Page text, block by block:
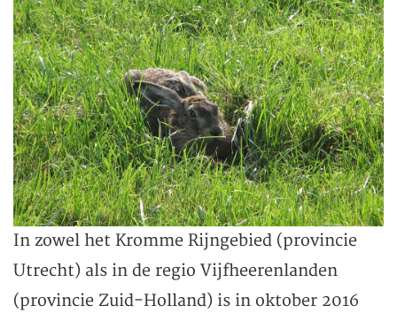
In zowel het Kromme Rijngebied (provincie
Utrecht) als in de regio Vijfheerenlanden
(provincie Zuid-Holland) is in oktober 2016